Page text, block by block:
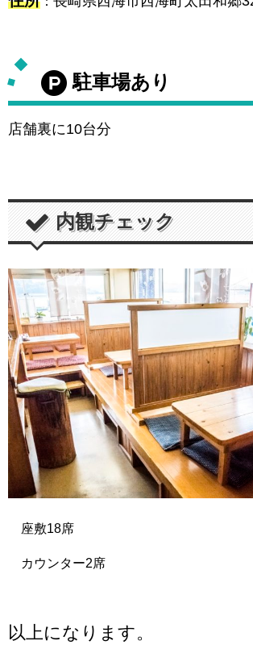
駐車場あり
店舗裏に10台分
内観チェック
座敷18席
カウンター2席
以上になります。